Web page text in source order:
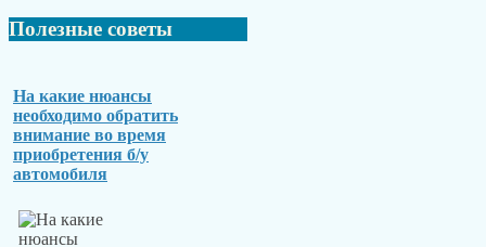
Полезные советы
На какие нюансы
необходимо обратить
внимание во время
приобретения б/у
автомобиля